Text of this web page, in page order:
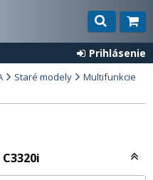
Prihlásenie
Staré modely
Multifunkcie